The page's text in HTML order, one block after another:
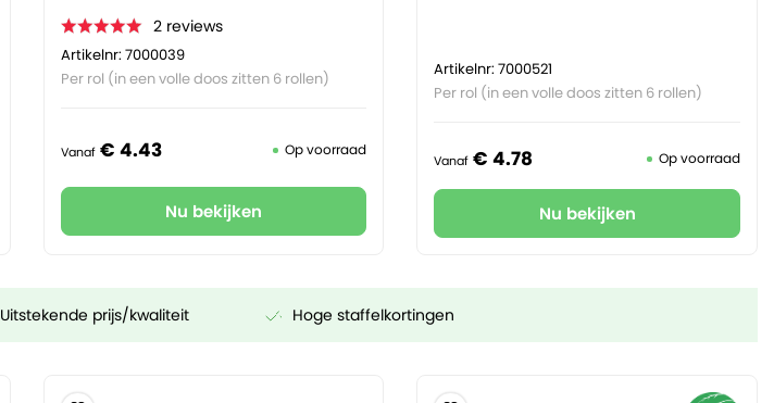
2 reviews
Artikelnr: 7000039
Per rol (in een volle doos zitten 6 rollen)
Vanaf € 4.43 Op voorraad
Nu bekijken
Artikelnr: 7000521
Per rol (in een volle doos zitten 6 rollen)
Vanaf € 4.78 Op voorraad
Nu bekijken
Uitstekende prijs/kwaliteit Hoge staffelkortingen